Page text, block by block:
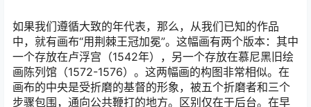
如果我们遵循大致的年代表，那么，从我们已知的作品
中，就有画布“用荆棘王冠加冕”。这幅画有两个版本：其中
一个存放在卢浮宫（1542年），另一个存放在慕尼黑旧绘
画陈列馆（1572-1576）。这两幅画的构图非常相似。在
画布的中央是受折磨的基督的形象，被五个折磨者和三个
步骤包围，通向公共鞭打的地方。区别仅在于后台。在早